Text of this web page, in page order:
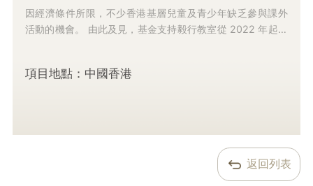
因經濟條件所限，不少香港基層兒童及青少年缺乏參與課外
活動的機會。 由此及見，基金支持毅行教室從 2022 年起，
項目地點：中國香港
返回列表